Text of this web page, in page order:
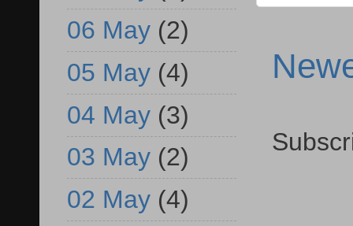
06 May (2)
05 May (4)
04 May (3)
03 May (2)
02 May (4)